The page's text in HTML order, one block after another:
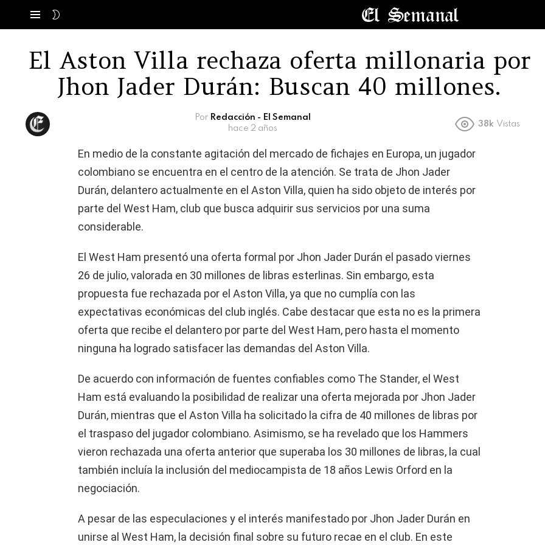
El Aston Villa rechaza oferta millonaria por
Jhon Jader Durán: Buscan 40 millones.
Por Redacción - El Semanal
hace 2 años
38k Vistas
En medio de la constante agitación del mercado de fichajes en Europa, un jugador
colombiano se encuentra en el centro de la atención. Se trata de Jhon Jader
Durán, delantero actualmente en el Aston Villa, quien ha sido objeto de interés por
parte del West Ham, club que busca adquirir sus servicios por una suma
considerable.
El West Ham presentó una oferta formal por Jhon Jader Durán el pasado viernes
26 de julio, valorada en 30 millones de libras esterlinas. Sin embargo, esta
propuesta fue rechazada por el Aston Villa, ya que no cumplía con las
expectativas económicas del club inglés. Cabe destacar que esta no es la primera
oferta que recibe el delantero por parte del West Ham, pero hasta el momento
ninguna ha logrado satisfacer las demandas del Aston Villa.
De acuerdo con información de fuentes confiables como The Stander, el West
Ham está evaluando la posibilidad de realizar una oferta mejorada por Jhon Jader
Durán, mientras que el Aston Villa ha solicitado la cifra de 40 millones de libras por
el traspaso del jugador colombiano. Asimismo, se ha revelado que los Hammers
vieron rechazada una oferta anterior que superaba los 30 millones de libras, la cual
también incluía la inclusión del mediocampista de 18 años Lewis Orford en la
negociación.
A pesar de las especulaciones y el interés manifestado por Jhon Jader Durán en
unirse al West Ham, la decisión final sobre su futuro recae en el club. En este